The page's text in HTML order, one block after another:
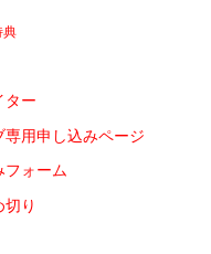
典
ター
専用申し込みページ
フォーム
り